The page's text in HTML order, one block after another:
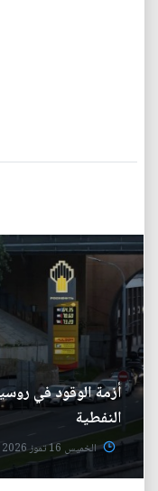
أزمة الوقود في
النفطية
الخميس 16 تموز 2026